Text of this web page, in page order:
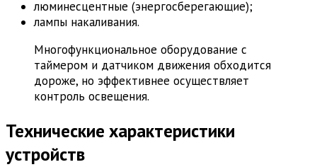
люминесцентные (энергосберегающие);
лампы накаливания.
Многофункциональное оборудование с
таймером и датчиком движения обходится
дороже, но эффективнее осуществляет
контроль освещения.
Технические характеристики
устройств